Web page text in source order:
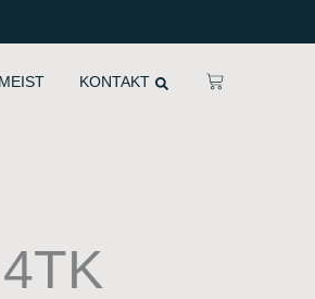
MEIST KONTAKT
CART